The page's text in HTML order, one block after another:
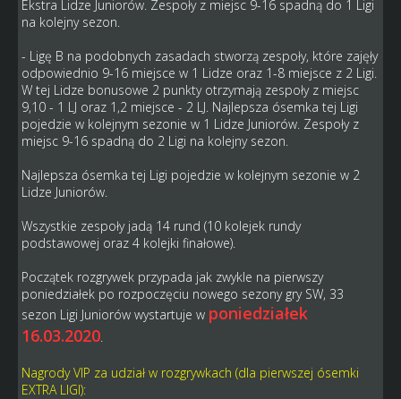
Ekstra Lidze Juniorów. Zespoły z miejsc 9-16 spadną do 1 Ligi
na kolejny sezon.
- Ligę B na podobnych zasadach stworzą zespoły, które zajęły
odpowiednio 9-16 miejsce w 1 Lidze oraz 1-8 miejsce z 2 Ligi.
W tej Lidze bonusowe 2 punkty otrzymają zespoły z miejsc
9,10 - 1 LJ oraz 1,2 miejsce - 2 LJ. Najlepsza ósemka tej Ligi
pojedzie w kolejnym sezonie w 1 Lidze Juniorów. Zespoły z
miejsc 9-16 spadną do 2 Ligi na kolejny sezon.
Najlepsza ósemka tej Ligi pojedzie w kolejnym sezonie w 2
Lidze Juniorów.
Wszystkie zespoły jadą 14 rund (10 kolejek rundy
podstawowej oraz 4 kolejki finałowe).
Początek rozgrywek przypada jak zwykle na pierwszy
poniedziałek po rozpoczęciu nowego sezony gry SW, 33
sezon Ligi Juniorów wystartuje w poniedziałek
16.03.2020.
Nagrody VIP za udział w rozgrywkach (dla pierwszej ósemki
EXTRA LIGI):